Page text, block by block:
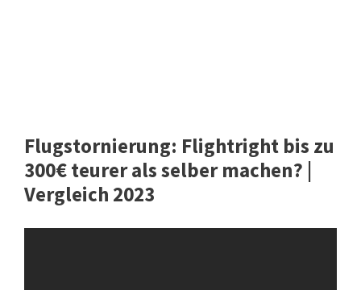
Flugstornierung: Flightright bis zu
300€ teurer als selber machen? |
Vergleich 2023